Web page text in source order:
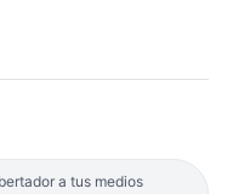
a tus medios